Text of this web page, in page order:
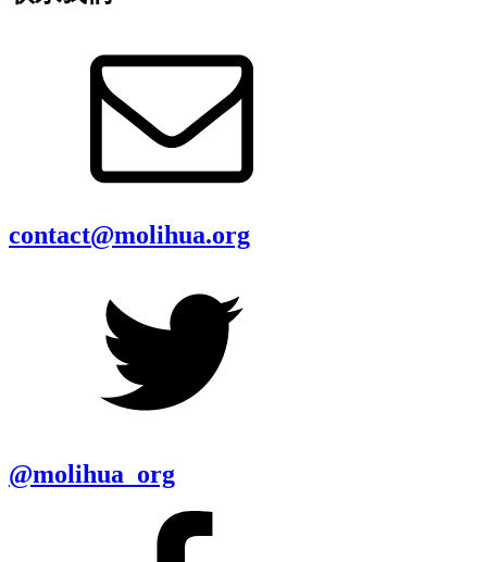
contact@molihua.org
@molihua_org